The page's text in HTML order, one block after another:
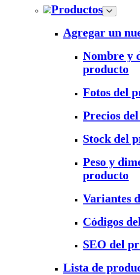
Productos
Agregar un
Nombre y
producto
Fotos del
Precios
Stock del
Peso y
producto
Variantes
Códigos
SEO del
Lista de